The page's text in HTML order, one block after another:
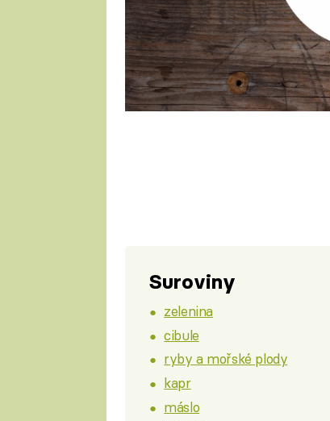
Suroviny
zelenina
cibule
ryby a mořské plody
kapr
máslo